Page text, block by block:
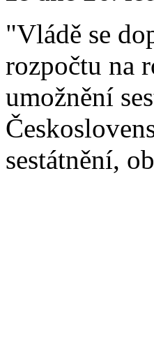
"Vládě se
rozpočtu na
umožnění
sestátnění,